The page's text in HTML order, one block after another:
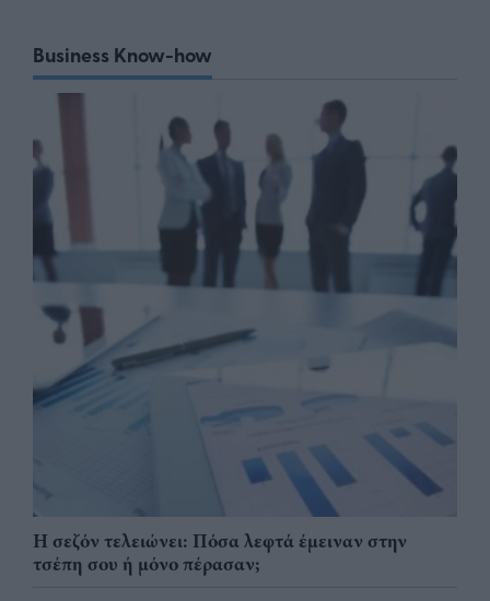
Business Know-how
Η σεζόν τελειώνει: Πόσα λεφτά έμειναν στην
τσέπη σου ή μόνο πέρασαν;